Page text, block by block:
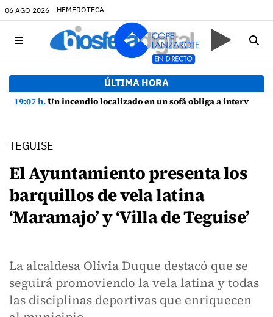
06 AGO 2026 HEMEROTECA
ÚLTIMA HORA
19:07 h.Un incendio localizado en un sofá obliga a intervenir en una vivienda de Playa Honda
TEGUISE
El Ayuntamiento presenta los
barquillos de vela latina
‘Maramajo’ y ‘Villa de Teguise’
La alcaldesa Olivia Duque destacó que se
seguirá promoviendo la vela latina y todas
las disciplinas deportivas que enriquecen